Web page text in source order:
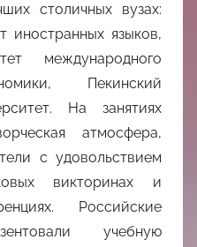
столичных вузах:
иностранных языков,
международного
Пекинский
На занятиях
атмосфера,
с удовольствием
викторинах и
Российские
учебную